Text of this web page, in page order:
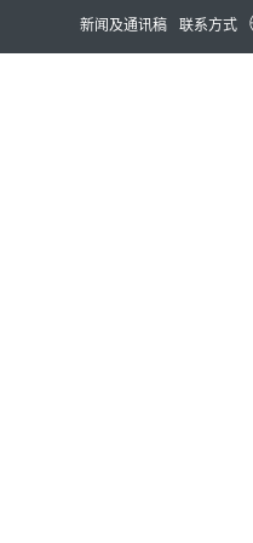
新闻及通讯稿 联系方式